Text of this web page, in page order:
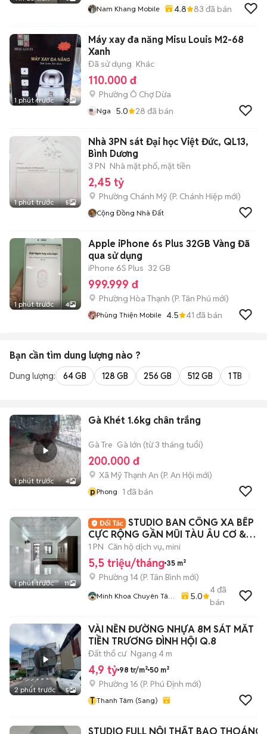
Nam Khang Mobile 4.8 83 đã bán
1 phút trước 3
Máy xay đa năng Misu Louis M2-68
Xanh
Đã sử dụng Khác
110.000 đ
Phường Ô Chợ Dừa
Nga 5.0 28 đã bán
1 phút trước 5
Nhà 3PN sát Đại học Việt Đức, QL13,
Bình Dương
3 PN Nhà mặt phố, mặt tiền
2,45 tỷ
Phường Chánh Mỹ (P. Chánh Hiệp mới)
Cộng Đồng Nhà Đất
1 phút trước 4
Apple iPhone 6s Plus 32GB Vàng Đã
qua sử dụng
iPhone 6S Plus 32 GB
999.999 đ
Phường Hòa Thạnh (P. Tân Phú mới)
Phùng Thiện Mobile 4.5 41 đã bán
Bạn cần tìm dung lượng nào ?
Dung lượng: 64 GB 128 GB 256 GB 512 GB 1 TB
1 phút trước 4
Gà Khét 1.6kg chân trắng
Gà Tre Gà lớn (từ 3 tháng tuổi)
200.000 đ
Xã Mỹ Thạnh An (P. An Hội mới)
pPhong 1 đã bán
1 phút trước 11
STUDIO BAN CÔNG XA BẾP
CỰC RỘNG GẦN MŨI TÀU ÂU CƠ &
TRƯỜNG CHINH
1 PN Căn hộ dịch vụ, mini
5,5 triệu/tháng 35 m²
Phường 14 (P. Tân Bình mới)
Minh Khoa Chuyên Tân
5.0
4đã
bán
2 phút trước 5
VÀI NỀN ĐƯỜNG NHỰA 8M SÁT MĂT
TIỀN TRƯƠNG ĐÌNH HỘI Q.8
Đất thổ cư Ngang 4 m
4,9 tỷ 98 tr/m² 50 m²
Phường 16 (P. Phú Định mới)
T Thanh Tâm (Sang)
STUDIO FULL NỘI THẤT BAO THOÁNG